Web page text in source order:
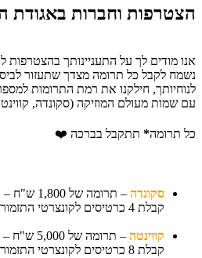
הצטרפות וחברות באגודת
אנו מודים לך על התעניינותך בהצטרפות
נשמח לקבל כל תרומה מצדך שתעזור
לנוחיותך, חילקנו את רמת התרומות
עם שמות מעולם המוזיקה (סקונדה,
כל תרומה* תתקבל בברכה ❤️
סקונדה – תרומה של 1,800 ש"ח – כוללת דמי חבר שנתיים לאגודת הידידים,
קבלת 4 כרטיסים לקונצרטי התזמורת והשתתפות בפעילות של חברי האגודה.
קווינטה – תרומה של 5,000 ש"ח – כוללת דמי חבר שנתיים לאגודת הידידים,
קבלת 8 כרטיסים לקונצרטי התזמורת והשתתפות בפעילות של חברי האגודה.